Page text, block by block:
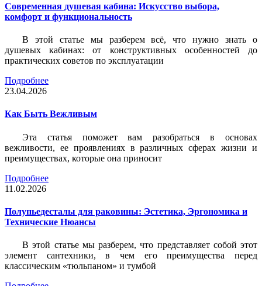
Современная душевая кабина: Искусство выбора,
комфорт и функциональность
В этой статье мы разберем всё, что нужно знать о
душевых кабинах: от конструктивных особенностей до
практических советов по эксплуатации
Подробнее
23.04.2026
Как Быть Вежливым
Эта статья поможет вам разобраться в основах
вежливости, ее проявлениях в различных сферах жизни и
преимуществах, которые она приносит
Подробнее
11.02.2026
Полупьедесталы для раковины: Эстетика, Эргономика и
Технические Нюансы
В этой статье мы разберем, что представляет собой этот
элемент сантехники, в чем его преимущества перед
классическим «тюльпаном» и тумбой